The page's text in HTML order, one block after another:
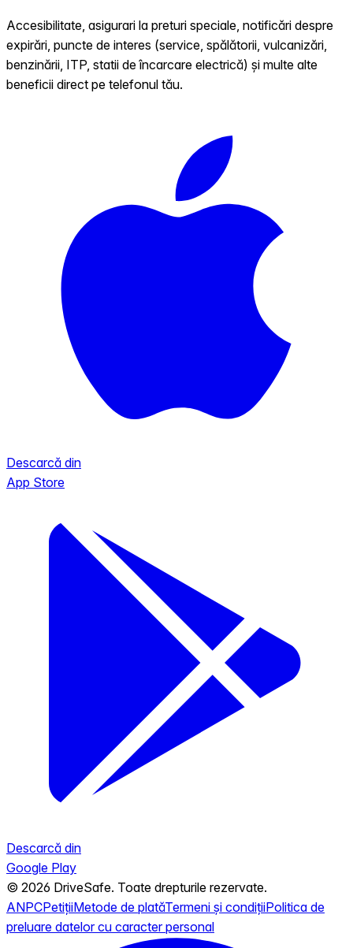
Accesibilitate, asigurari la preturi speciale, notificări despre
expirări, puncte de interes (service, spălătorii, vulcanizări,
benzinării, ITP, statii de încarcare electrică) și multe alte
beneficii direct pe telefonul tău.
Descarcă din
App Store
Descarcă din
Google Play
© 2026 DriveSafe. Toate drepturile rezervate.
ANPCPetițiiMetode de platăTermeni și condițiiPolitica de
preluare datelor cu caracter personal